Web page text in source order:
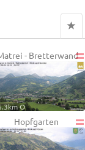
- Bretterwand
O
Hopfgarten